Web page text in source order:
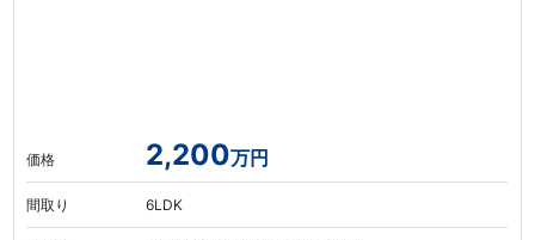
価格 2,200万円
間取り 6LDK